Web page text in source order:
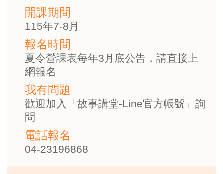
開課期間
115年7-8月
報名時間
夏令營課表每年3月底公告，請直接上
網報名
我有問題
歡迎加入「故事講堂-Line官方帳號」詢
問
電話報名
04-23196868